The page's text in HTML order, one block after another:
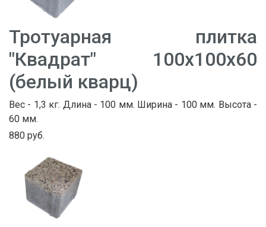
Тротуарная плитка
"Квадрат" 100х100х60
(белый кварц)
Вес - 1,3 кг. Длина - 100 мм. Ширина - 100 мм. Высота -
60 мм.
880 руб.